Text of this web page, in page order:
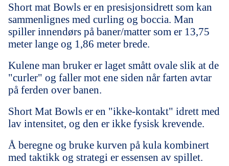
Short mat Bowls er en presisjonsidrett som kan
sammenlignes med curling og boccia. Man
spiller innendørs på baner/matter som er 13,75
meter lange og 1,86 meter brede.
Kulene man bruker er laget smått ovale slik at de
"curler" og faller mot ene siden når farten avtar
på ferden over banen.
Short Mat Bowls er en "ikke-kontakt" idrett med
lav intensitet, og den er ikke fysisk krevende.
Å beregne og bruke kurven på kula kombinert
med taktikk og strategi er essensen av spillet.